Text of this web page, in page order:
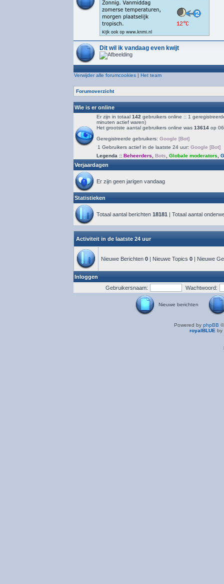
Dit wil ik vandaag even kwijt
Verwijder alle forumcookies | Het team
Forumoverzicht
Wie is er online
Er zijn in totaal 142 gebruikers online :: 1
minuten actief waren)
Het grootste aantal gebruikers online was 13614 op
Geregistreerde gebruikers: Google [Bot]
1 Gebruikers actief in de laatste 24 uur: Google [Bot]
Legenda :: Beheerders Bots Globale moderators
Verjaardagen
Er zijn geen jarigen vandaag
Statistieken
Totaal aantal berichten 18181 | Totaal aantal
Activiteit in de laatste 24 uur
Nieuwe Berichten 0 | Nieuwe Topics 0 | Nieuwe
Inloggen
Gebruikersnaam:
Wachtwoord:
Nieuwe berichten
Powered by phpBB
royalBLUE by